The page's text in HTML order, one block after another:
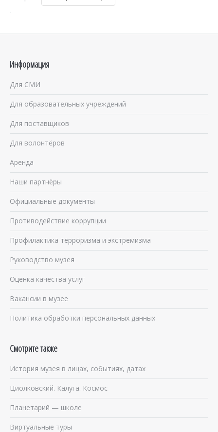
Информация
Для СМИ
Для образовательных учреждений
Для поставщиков
Для волонтёров
Аренда
Наши партнёры
Официальные документы
Противодействие коррупции
Профилактика терроризма и экстремизма
Руководство музея
Оценка качества услуг
Вакансии в музее
Политика обработки персональных данных
Смотрите также
История музея в лицах, событиях, датах
Циолковский. Калуга. Космос
Планетарий — школе
Виртуальные туры